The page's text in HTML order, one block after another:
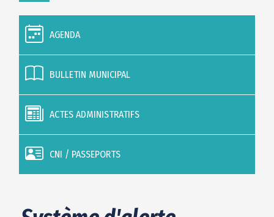
AGENDA
BULLETIN MUNICIPAL
ACTES ADMINISTRATIFS
CNI / PASSEPORTS